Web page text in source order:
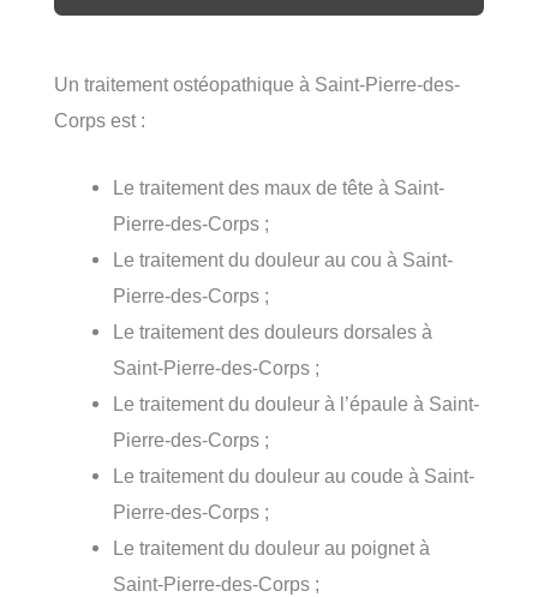
Un traitement ostéopathique à Saint-Pierre-des-
Corps est :
Le traitement des maux de tête à Saint-
Pierre-des-Corps ;
Le traitement du douleur au cou à Saint-
Pierre-des-Corps ;
Le traitement des douleurs dorsales à
Saint-Pierre-des-Corps ;
Le traitement du douleur à l’épaule à Saint-
Pierre-des-Corps ;
Le traitement du douleur au coude à Saint-
Pierre-des-Corps ;
Le traitement du douleur au poignet à
Saint-Pierre-des-Corps ;